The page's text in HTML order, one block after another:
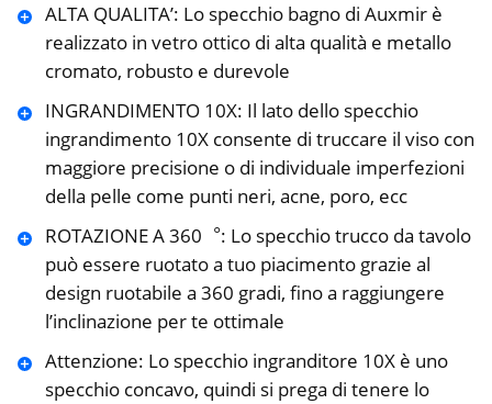
ALTA QUALITA’: Lo specchio bagno di Auxmir è
realizzato in vetro ottico di alta qualità e metallo
cromato, robusto e durevole
INGRANDIMENTO 10X: Il lato dello specchio
ingrandimento 10X consente di truccare il viso con
maggiore precisione o di individuale imperfezioni
della pelle come punti neri, acne, poro, ecc
ROTAZIONE A 360︒: Lo specchio trucco da tavolo
può essere ruotato a tuo piacimento grazie al
design ruotabile a 360 gradi, fino a raggiungere
l’inclinazione per te ottimale
Attenzione: Lo specchio ingranditore 10X è uno
specchio concavo, quindi si prega di tenere lo